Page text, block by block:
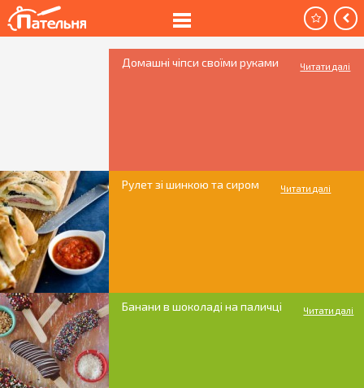
Домашні чіпси своїми руками Читати далі
Рулет зі шинкою та сиром Читати далі
Банани в шоколаді на паличці Читати далі